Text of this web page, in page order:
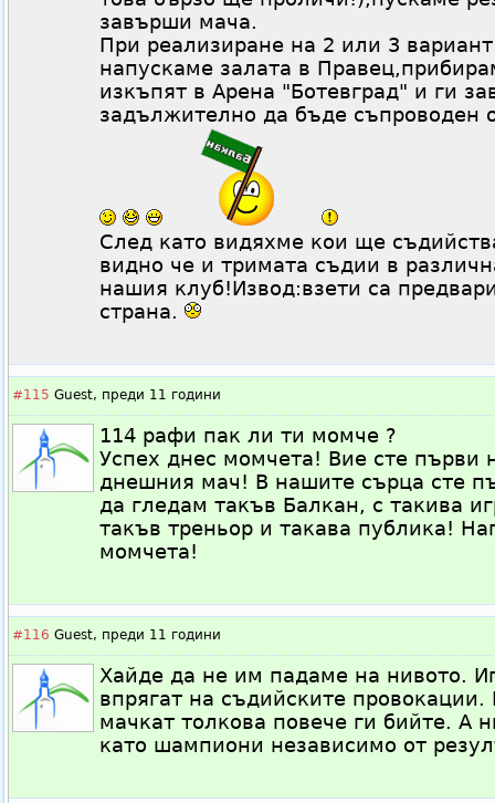
завърши мача.
При реализиране на 2 или 3
напускаме залата в
изкъпят в Арена "Ботевград" и ги
задължително да бъде съпроводен
След като видяхме кои ще
видно че и тримата съдии в
нашия клуб!Извод:взети са
страна.
#115 Guest, преди 11 години
114 рафи пак ли ти момче ?
Успех днес момчета! Вие сте първи
днешния мач! В нашите сърца сте
да гледам такъв Балкан, с такива
такъв треньор и такава публика!
момчета!
#116 Guest, преди 11 години
Хайде да не им падаме на нивото.
впрягат на съдийските провокации.
мачкат толкова повече ги бийте. А
като шампиони независимо от